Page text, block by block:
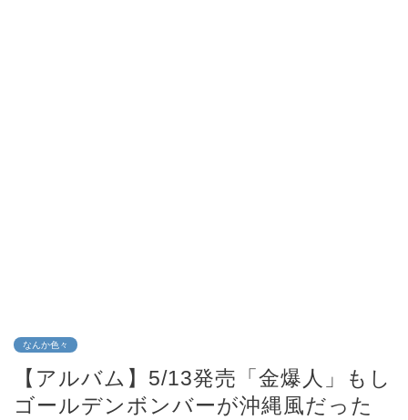
なんか色々
【アルバム】5/13発売「金爆人」もし
ゴールデンボンバーが沖縄風だった